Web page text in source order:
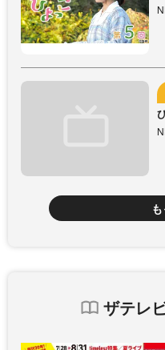
ザテレ